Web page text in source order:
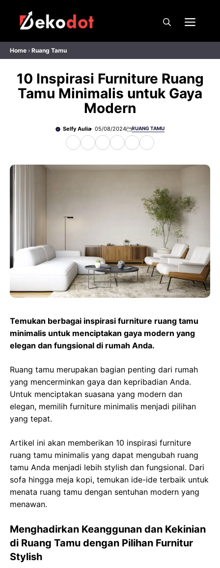
content
Home › Ruang Tamu
10 Inspirasi Furniture Ruang
Tamu Minimalis untuk Gaya
Modern
Selfy Aulia 05/08/2024 RUANG TAMU
F
a
o
k
X W
h
a
p
p
T
e
l
a
m
T
h
r
e
s
P
i
n
t
e
e
s
t
Temukan berbagai inspirasi furniture ruang tamu
minimalis untuk menciptakan gaya modern yang
elegan dan fungsional di rumah Anda.
Ruang tamu merupakan bagian penting dari rumah
yang mencerminkan gaya dan kepribadian Anda.
Untuk menciptakan suasana yang modern dan
elegan, memilih furniture minimalis menjadi pilihan
yang tepat.
Artikel ini akan memberikan 10 inspirasi furniture
ruang tamu minimalis yang dapat mengubah ruang
tamu Anda menjadi lebih stylish dan fungsional. Dari
sofa hingga meja kopi, temukan ide-ide terbaik untuk
menata ruang tamu dengan sentuhan modern yang
menawan.
Menghadirkan Keanggunan dan Kekinian
di Ruang Tamu dengan Pilihan Furnitur
Stylish